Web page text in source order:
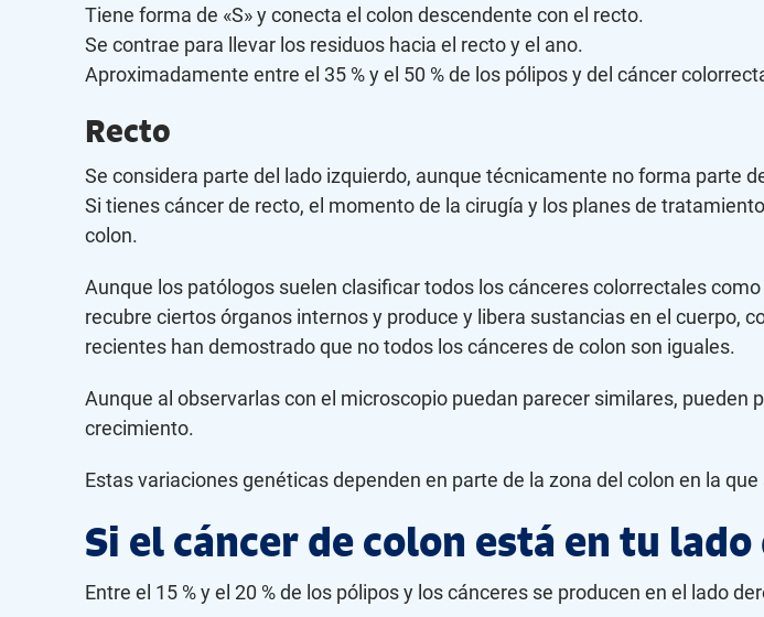
Tiene forma de «S» y conecta el colon descendente con el recto.
Se contrae para llevar los residuos hacia el recto y el ano.
Aproximadamente entre el 35 % y el 50 % de los pólipos y del cáncer
Recto
Se considera parte del lado izquierdo, aunque técnicamente no forma parte
Si tienes cáncer de recto, el momento de la cirugía y los planes de
colon.
Aunque los patólogos suelen clasificar todos los cánceres colorrectales
recubre ciertos órganos internos y produce y libera sustancias en el cuerpo,
recientes han demostrado que no todos los cánceres de colon son iguales.
Aunque al observarlas con el microscopio puedan parecer similares,
crecimiento.
Estas variaciones genéticas dependen en parte de la zona del colon en la
Si el cáncer de colon está en tu
Entre el 15 % y el 20 % de los pólipos y los cánceres se producen en el lado